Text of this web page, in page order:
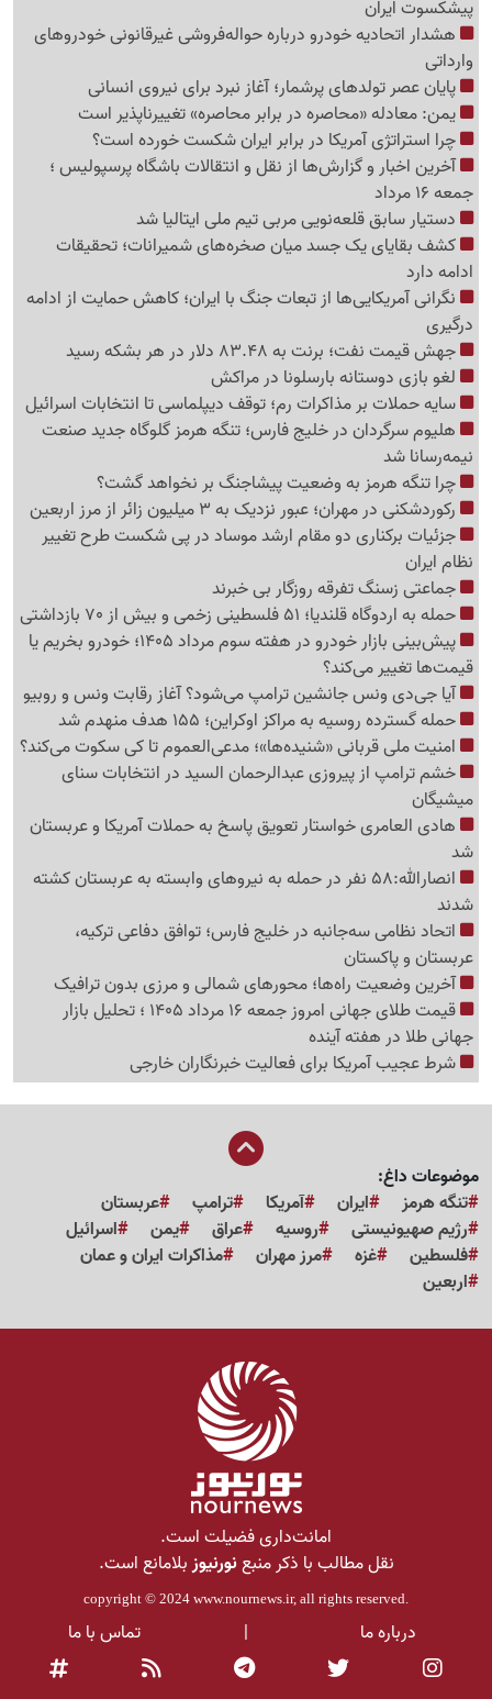
پیشکسوت ایران
هشدار اتحادیه خودرو درباره حواله‌فروشی غیرقانونی خودروهای
وارداتی
پایان عصر تولدهای پرشمار؛ آغاز نبرد برای نیروی انسانی
یمن: معادله «محاصره در برابر محاصره» تغییرناپذیر است
چرا استراتژی آمریکا در برابر ایران شکست خورده است؟
آخرین اخبار و گزارش‌ها از نقل و انتقالات باشگاه پرسپولیس ؛
جمعه 16 مرداد
دستیار سابق قلعه‌نویی مربی تیم ملی ایتالیا شد
کشف بقایای یک جسد میان صخره‌های شمیرانات؛ تحقیقات
ادامه دارد
نگرانی آمریکایی‌ها از تبعات جنگ با ایران؛ کاهش حمایت از ادامه
درگیری
جهش قیمت نفت؛ برنت به 83.48 دلار در هر بشکه رسید
لغو بازی دوستانه بارسلونا در مراکش
سایه حملات بر مذاکرات رم؛ توقف دیپلماسی تا انتخابات اسرائیل
هلیوم سرگردان در خلیج فارس؛ تنگه هرمز گلوگاه جدید صنعت
نیمه‌رسانا شد
چرا تنگه هرمز به وضعیت پیشاجنگ بر نخواهد گشت؟
رکوردشکنی در مهران؛ عبور نزدیک به 3 میلیون زائر از مرز اربعین
جزئیات برکناری دو مقام ارشد موساد در پی شکست طرح تغییر
نظام ایران
جماعتی زسنگ تفرقه روزگار بی خبرند
حمله به اردوگاه قلندیا؛ 51 فلسطینی زخمی و بیش از 70 بازداشتی
پیش‌بینی بازار خودرو در هفته سوم مرداد 1405؛ خودرو بخریم یا
قیمت‌ها تغییر می‌کند؟
آیا جی‌دی ونس جانشین ترامپ می‌شود؟ آغاز رقابت ونس و روبیو
حمله گسترده روسیه به مراکز اوکراین؛ 155 هدف منهدم شد
امنیت ملی قربانی «شنیده‌ها»؛ مدعی‌العموم تا کی سکوت می‌کند؟
خشم ترامپ از پیروزی عبدالرحمان السید در انتخابات سنای
میشیگان
هادی العامری خواستار تعویق پاسخ به حملات آمریکا و عربستان
شد
انصارالله:58 نفر در حمله به نیروهای وابسته به عربستان کشته
شدند
اتحاد نظامی سه‌جانبه در خلیج فارس؛ توافق دفاعی ترکیه،
عربستان و پاکستان
آخرین وضعیت راه‌ها؛ محورهای شمالی و مرزی بدون ترافیک
قیمت طلای جهانی امروز جمعه 16 مرداد 1405 ؛ تحلیل بازار
جهانی طلا در هفته آینده
شرط عجیب آمریکا برای فعالیت خبرنگاران خارجی
موضوعات داغ:
تنگه هرمز
ایران آمریکا ترامپ
عربستان
رژیم صهیونیستی
روسیه عراق یمن
اسرائیل
فلسطین
غزه مرز مهران
مذاکرات ایران و عمان
اربعین
امانت‌داری فضیلت است.
نقل مطالب با ذکر منبعنورنیوزبلامانع است.
copyright © 2024 www.nournews.ir, all rights reserved.
درباره ما | تماس با ما